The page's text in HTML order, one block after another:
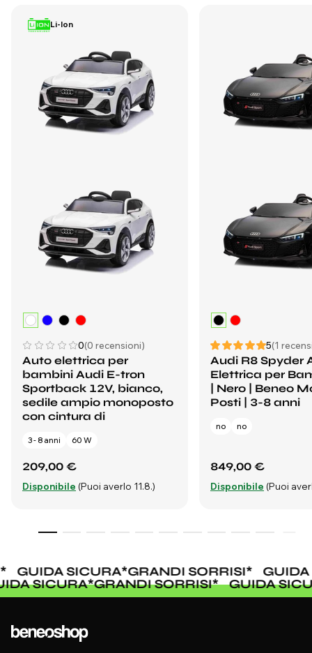
Li-Ion
0(0 recensioni)
Auto elettrica per
bambini Audi E-tron
Sportback 12V, bianco,
sedile ampio monoposto
con cintura di
3 - 8 anni 60 W
209,00 €
Disponibile (Puoi averlo 11.8.)
5(1
Audi R8 Spyder
Elettrica per
| Nero | Beneo
Posti | 3-8 anni
no no
849,00 €
Disponibile (Puoi
GUIDA SICURA*GRANDI SORRISI*
GUIDA
SICURA*GRANDI SORRISI* GUIDA